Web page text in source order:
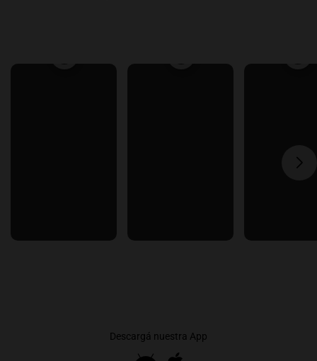
Descargá nuestra App